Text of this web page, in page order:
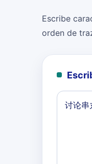
Escribe
orden de